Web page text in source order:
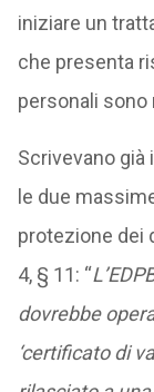
iniziare un
che presenta
personali sono
Scrivevano già
le due
protezione dei
4, § 11: “
dovrebbe
‘certificato di